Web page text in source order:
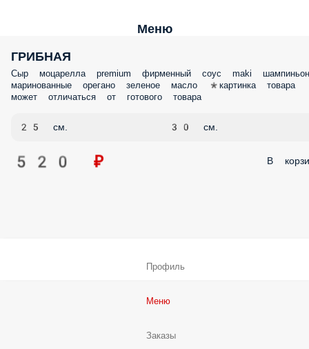
Меню
ГРИБНАЯ
Сыр моцарелла premium фирменный соус maki
маринованные орегано зеленое масло *картинка товара
может отличаться от готового товара
25 см. 30 см.
520 ₽ В
Профиль
Меню
Заказы